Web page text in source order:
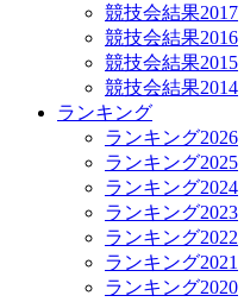
競技会結果2017
競技会結果2016
競技会結果2015
競技会結果2014
ランキング
ランキング2026
ランキング2025
ランキング2024
ランキング2023
ランキング2022
ランキング2021
ランキング2020